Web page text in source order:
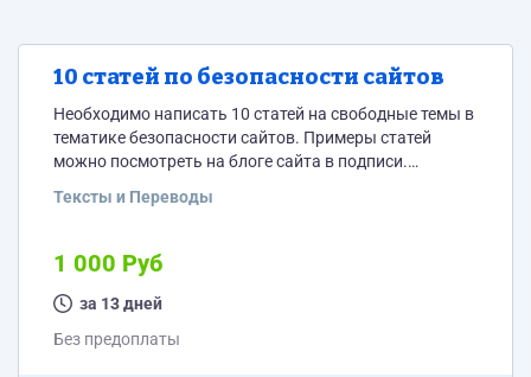
10 статей по безопасности сайтов
Необходимо написать 10 статей на свободные темы в
тематике безопасности сайтов. Примеры статей
можно посмотреть на блоге сайта в подписи.
на сайте. Жду предложений. В заявке указать
Тексты и Переводы
1 000 Руб
за 13 дней
Без предоплаты